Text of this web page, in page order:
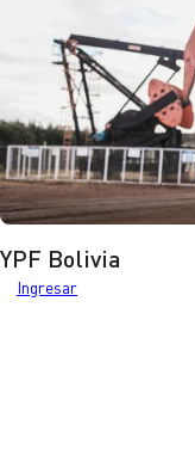
YPF Bolivia
Ir a YPF Bolivia
Ingresar